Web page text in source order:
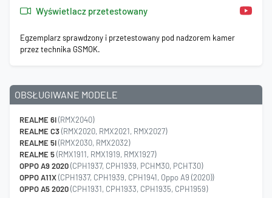
Wyświetlacz przetestowany
Egzemplarz sprawdzony i przetestowany pod nadzorem kamer
przez technika GSMOK.
OBSŁUGIWANE MODELE
REALME 6I(RMX2040)
REALME C3(RMX2020, RMX2021, RMX2027)
REALME 5I(RMX2030, RMX2032)
REALME 5(RMX1911, RMX1919, RMX1927)
OPPO A9 2020(CPH1937, CPH1939, PCHM30, PCHT30)
OPPO A11X(CPH1937, CPH1939, CPH1941, Oppo A9 (2020))
OPPO A5 2020(CPH1931, CPH1933, CPH1935, CPH1959)